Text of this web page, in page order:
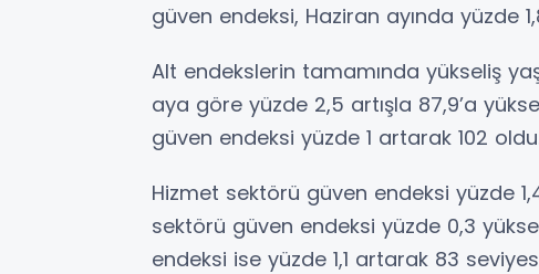
güven endeksi, Haziran ayında yüzde
Alt endekslerin tamamında yükseliş
aya göre yüzde 2,5 artışla 87,9’a
güven endeksi yüzde 1 artarak 102
Hizmet sektörü güven endeksi yüzde
sektörü güven endeksi yüzde 0,3
endeksi ise yüzde 1,1 artarak 83